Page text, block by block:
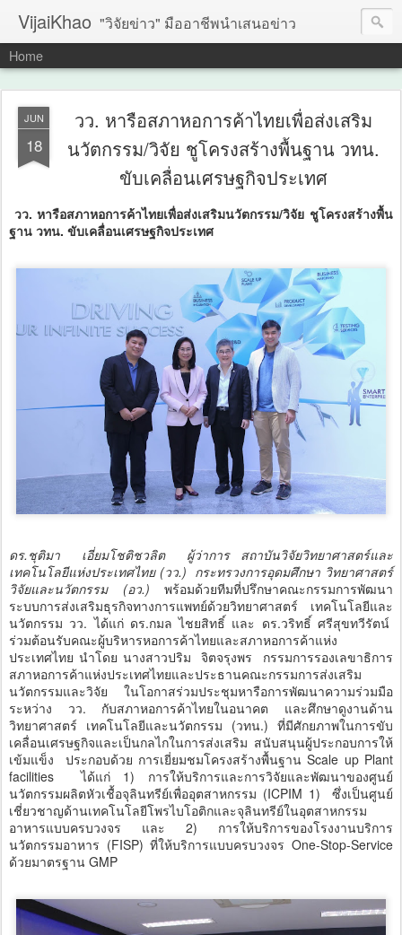
VijaiKhao "วิจัยข่าว" มืออาชีพนำเสนอข่าว
Home
JUN
18
วว. หารือสภาหอการค้าไทยเพื่อส่งเสริม
นวัตกรรม/วิจัย ชูโครงสร้างพื้นฐาน วทน.
ขับเคลื่อนเศรษฐกิจประเทศ
วว. หารือสภาหอการค้าไทยเพื่อส่งเสริมนวัตกรรม/วิจัย ชูโครงสร้างพื้น
ฐาน วทน. ขับเคลื่อนเศรษฐกิจประเทศ
ดร.ชุติมา เอี่ยมโชติชวลิต ผู้ว่าการ สถาบันวิจัยวิทยาศาสตร์และ
เทคโนโลยีแห่งประเทศไทย (วว.) กระทรวงการอุดมศึกษา วิทยาศาสตร์
วิจัยและนวัตกรรม (อว.) พร้อมด้วยทีมที่ปรึกษาคณะกรรมการพัฒนา
ระบบการส่งเสริมธุรกิจทางการแพทย์ด้วยวิทยาศาสตร์ เทคโนโลยีและ
นวัตกรรม วว. ได้แก่ ดร.กมล ไชยสิทธิ์ และ ดร.วริทธิ์ ศรีสุขทวีรัตน์
ร่วมต้อนรับคณะผู้บริหารหอการค้าไทยและสภาหอการค้าแห่ง
ประเทศไทย นำโดย นางสาวปริม จิตจรุงพร กรรมการรองเลขาธิการ
สภาหอการค้าแห่งประเทศไทยและประธานคณะกรรมการส่งเสริม
นวัตกรรมและวิจัย ในโอกาสร่วมประชุมหารือการพัฒนาความร่วมมือ
ระหว่าง วว. กับสภาหอการค้าไทยในอนาคต และศึกษาดูงานด้าน
วิทยาศาสตร์ เทคโนโลยีและนวัตกรรม (วทน.) ที่มีศักยภาพในการขับ
เคลื่อนเศรษฐกิจและเป็นกลไกในการส่งเสริม สนับสนุนผู้ประกอบการให้
เข้มแข็ง ประกอบด้วย การเยี่ยมชมโครงสร้างพื้นฐาน Scale up Plant
facilities ได้แก่ 1) การให้บริการและการวิจัยและพัฒนาของศูนย์
นวัตกรรมผลิตหัวเชื้อจุลินทรีย์เพื่ออุตสาหกรรม (ICPIM 1) ซึ่งเป็นศูนย์
เชี่ยวชาญด้านเทคโนโลยีโพรไบโอติกและจุลินทรีย์ในอุตสาหกรรม
อาหารแบบครบวงจร และ 2) การให้บริการของโรงงานบริการ
นวัตกรรมอาหาร (FISP) ที่ให้บริการแบบครบวงจร One-Stop-Service
ด้วยมาตรฐาน GMP